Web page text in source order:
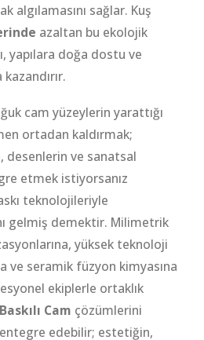
algılamasını sağlar. Kuş
azaltan bu ekolojik
yapılara doğa dostu ve
cam yüzeylerin yarattığı
ortadan kaldırmak;
desenlerin ve sanatsal
etmek istiyorsanız
teknolojileriyle
gelmiş demektir. Milimetrik
yüksek teknoloji
ve seramik füzyon kimyasına
ekiplerle ortaklık
Cam çözümlerini
edebilir; estetiğin,